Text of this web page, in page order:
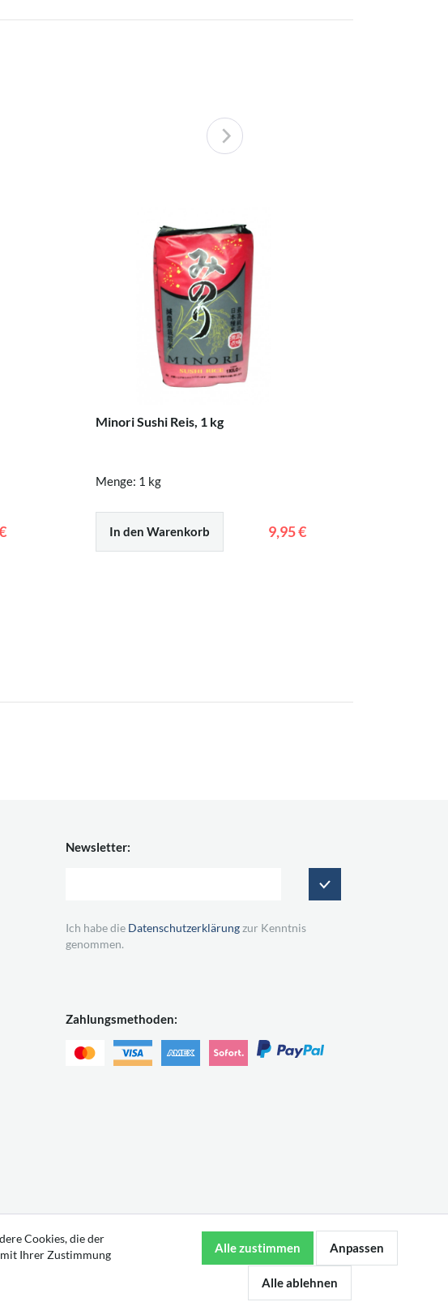
Minori Sushi Reis, 1 kg
Menge: 1 kg
In den Warenkorb 9,95 €
Newsletter:
Ich habe die Datenschutzerklärungzur Kenntnis
genommen.
Zahlungsmethoden:
Cookies, die der
Ihrer Zustimmung